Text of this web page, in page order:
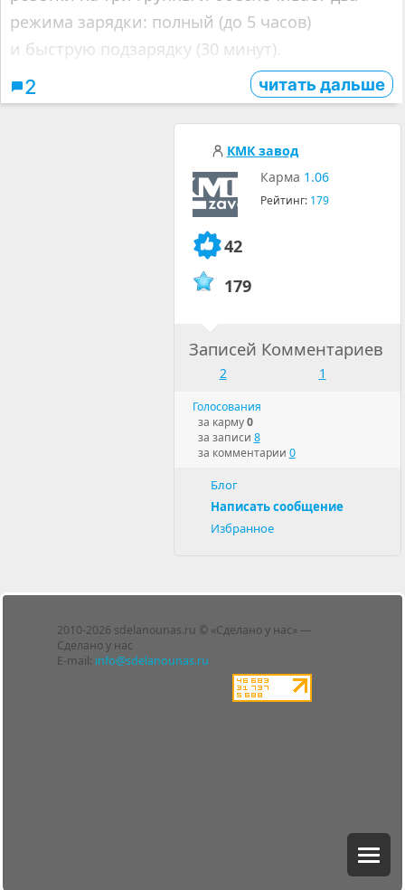
режима зарядки: полный (до 5 часов)
и быструю подзарядку (30 минут).
2 читать дальше
КМК завод
Карма 1.06
Рейтинг: 179
42
179
Записей Комментариев
2 1
Голосования
за карму0
за записи 8
за комментарии 0
Блог
Написать сообщение
Избранное
2010-2026 sdelanounas.ru © «Сделано у нас» —
Сделано у нас
E-mail: info@sdelanounas.ru
Блоги
Люди
Политика